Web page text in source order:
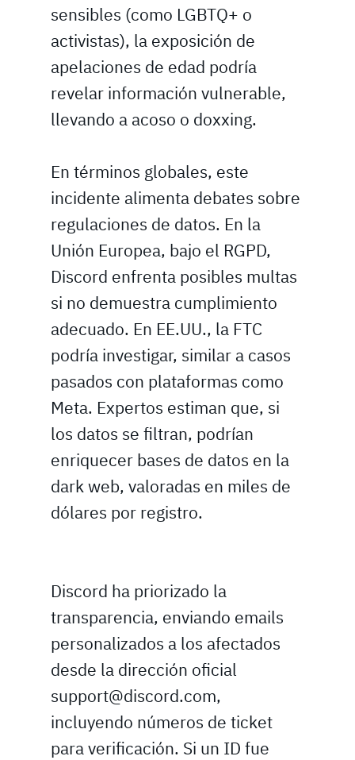
sensibles (como LGBTQ+ o
activistas), la exposición de
apelaciones de edad podría
revelar información vulnerable,
llevando a acoso o doxxing.
En términos globales, este
incidente alimenta debates sobre
regulaciones de datos. En la
Unión Europea, bajo el RGPD,
Discord enfrenta posibles multas
si no demuestra cumplimiento
adecuado. En EE.UU., la FTC
podría investigar, similar a casos
pasados con plataformas como
Meta. Expertos estiman que, si
los datos se filtran, podrían
enriquecer bases de datos en la
dark web, valoradas en miles de
dólares por registro.
Discord ha priorizado la
transparencia, enviando emails
personalizados a los afectados
desde la dirección oficial
support@discord.com,
incluyendo números de ticket
para verificación. Si un ID fue